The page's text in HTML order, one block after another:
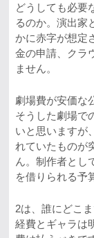
どうしても必要
るのか。演出家
かに赤字が想定
金の申請、クラ
ません。
劇場費が安価な
そうした劇場で
いと思いますが
れていたものが
ん。制作者とし
を借りられる予
2は、誰にどこ
経費とギャラは